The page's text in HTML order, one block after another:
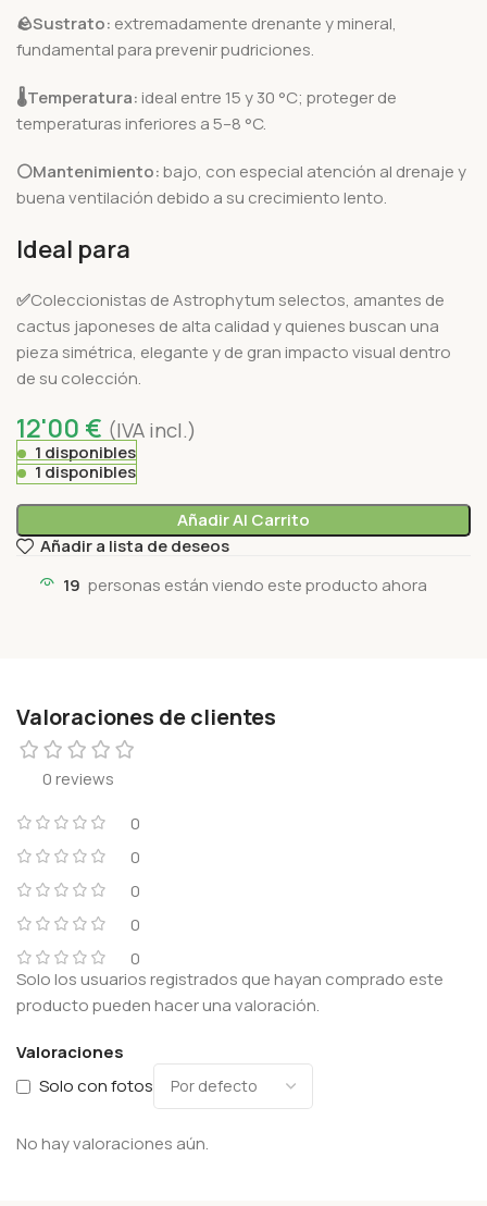
🪨Sustrato: extremadamente drenante y mineral,
fundamental para prevenir pudriciones.
🌡️Temperatura: ideal entre 15 y 30 °C; proteger de
temperaturas inferiores a 5–8 °C.
⚪Mantenimiento:bajo, con especial atención al drenaje y
buena ventilación debido a su crecimiento lento.
Ideal para
✅Coleccionistas de Astrophytum selectos, amantes de
cactus japoneses de alta calidad y quienes buscan una
pieza simétrica, elegante y de gran impacto visual dentro
de su colección.
12'00 € (IVA incl.)
1 disponibles
1 disponibles
Añadir Al Carrito
Añadir a lista de deseos
19 personas están viendo este producto ahora
Valoraciones de clientes
0 reviews
0
0
0
0
0
Valoraciones
Solo con fotos
No hay valoraciones aún.
Solo los usuarios registrados que hayan comprado este
producto pueden hacer una valoración.